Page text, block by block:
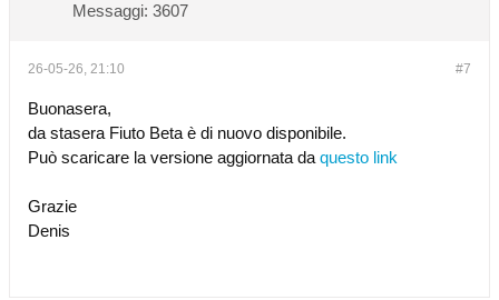
Messaggi: 3607
#7
26-05-26, 21:10
Buonasera,
da stasera Fiuto Beta è di nuovo disponibile.
Può scaricare la versione aggiornata da questo link
Grazie
Denis